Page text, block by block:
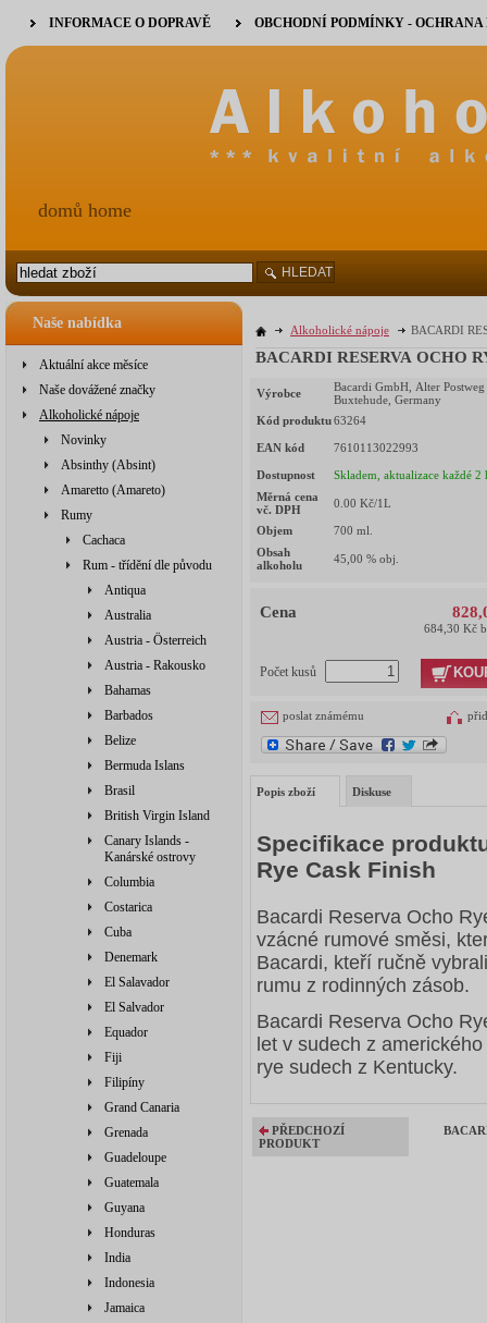
Naše nabídka
Aktuální akce měsíce
Naše dovážené značky
Alkoholické nápoje
Novinky
Absinthy (Absint)
Amaretto (Amareto)
Rumy
Cachaca
Rum - třídění dle původu
Antiqua
Australia
Austria - Österreich
Austria - Rakousko
Bahamas
Barbados
Belize
Bermuda Islans
Brasil
British Virgin Island
Canary Islands -
Kanárské ostrovy
Columbia
Costarica
Cuba
Denemark
El Salavador
El Salvador
Equador
Fiji
Filipíny
Grand Canaria
Grenada
Guadeloupe
Guatemala
Guyana
Honduras
India
Indonesia
Jamaica
Alkoholické nápoje BACARDI
BACARDI RESERVA OCHO
Výrobce
Bacardi GmbH, Alter
Buxtehude, Germany
Kód produktu63264
EAN kód 7610113022993
Dostupnost
Skladem, aktualizace každé 2
Měrná cena
vč. DPH
0.00 Kč/1L
Objem 700 ml.
Obsah
alkoholu
45,00 % obj.
Cena
684,30 Kč
Počet kusů
poslat známému
Popis zboží Diskuse
Specifikace
Rye Cask Finish
Bacardi Reserva Ocho
vzácné rumové směsi,
Bacardi, kteří ručně
rumu z rodinných zásob.
Bacardi Reserva Ocho
let v sudech z
rye sudech z Kentucky.
PŘEDCHOZÍ
PRODUKT
INFORMACE O DOPRAVĚ OBCHODNÍ PODMÍNKY -
domů home
HLEDAT